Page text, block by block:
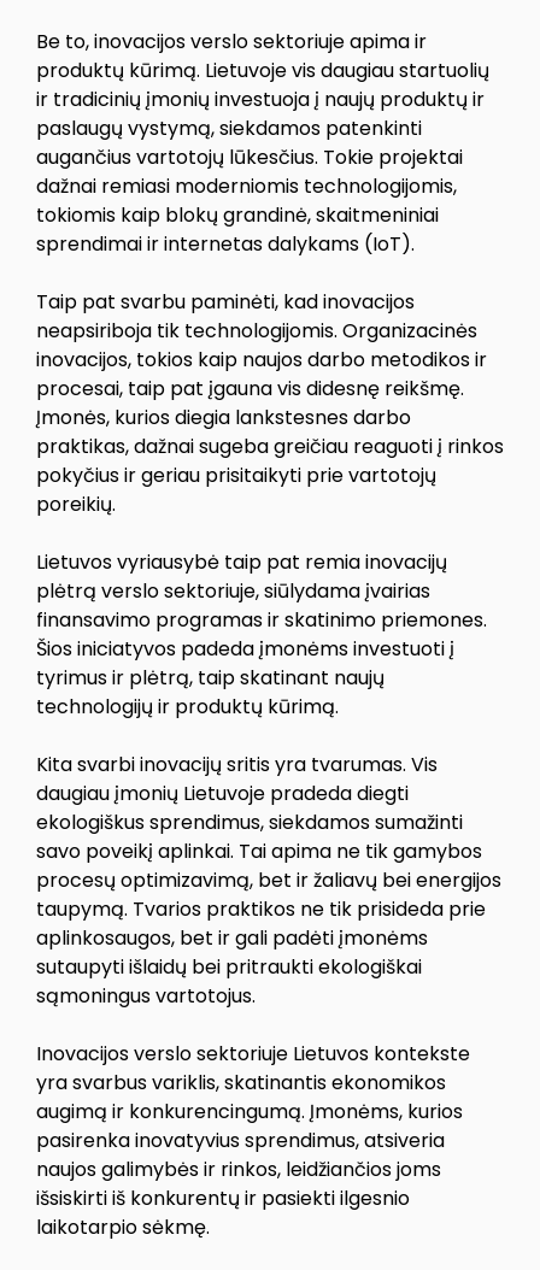
Be to, inovacijos verslo sektoriuje apima ir
produktų kūrimą. Lietuvoje vis daugiau startuolių
ir tradicinių įmonių investuoja į naujų produktų ir
paslaugų vystymą, siekdamos patenkinti
augančius vartotojų lūkesčius. Tokie projektai
dažnai remiasi moderniomis technologijomis,
tokiomis kaip blokų grandinė, skaitmeniniai
sprendimai ir internetas dalykams (IoT).
Taip pat svarbu paminėti, kad inovacijos
neapsiriboja tik technologijomis. Organizacinės
inovacijos, tokios kaip naujos darbo metodikos ir
procesai, taip pat įgauna vis didesnę reikšmę.
Įmonės, kurios diegia lankstesnes darbo
praktikas, dažnai sugeba greičiau reaguoti į rinkos
pokyčius ir geriau prisitaikyti prie vartotojų
poreikių.
Lietuvos vyriausybė taip pat remia inovacijų
plėtrą verslo sektoriuje, siūlydama įvairias
finansavimo programas ir skatinimo priemones.
Šios iniciatyvos padeda įmonėms investuoti į
tyrimus ir plėtrą, taip skatinant naujų
technologijų ir produktų kūrimą.
Kita svarbi inovacijų sritis yra tvarumas. Vis
daugiau įmonių Lietuvoje pradeda diegti
ekologiškus sprendimus, siekdamos sumažinti
savo poveikį aplinkai. Tai apima ne tik gamybos
procesų optimizavimą, bet ir žaliavų bei energijos
taupymą. Tvarios praktikos ne tik prisideda prie
aplinkosaugos, bet ir gali padėti įmonėms
sutaupyti išlaidų bei pritraukti ekologiškai
sąmoningus vartotojus.
Inovacijos verslo sektoriuje Lietuvos kontekste
yra svarbus variklis, skatinantis ekonomikos
augimą ir konkurencingumą. Įmonėms, kurios
pasirenka inovatyvius sprendimus, atsiveria
naujos galimybės ir rinkos, leidžiančios joms
išsiskirti iš konkurentų ir pasiekti ilgesnio
laikotarpio sėkmę.